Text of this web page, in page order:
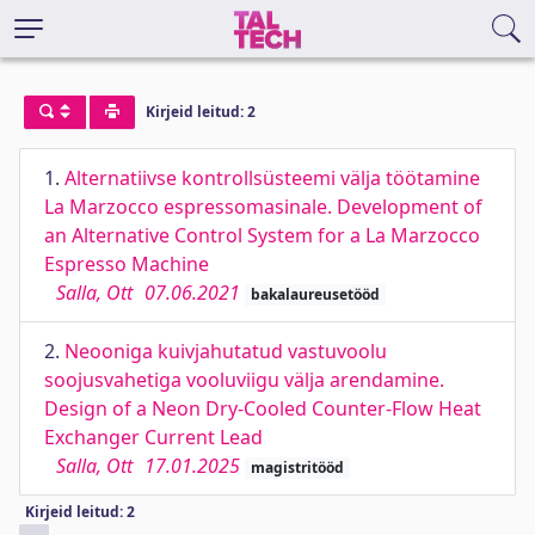
Kirjeid leitud: 2
1. Alternatiivse kontrollsüsteemi välja töötamine
La Marzocco espressomasinale. Development of
an Alternative Control System for a La Marzocco
Espresso Machine
Salla, Ott 07.06.2021 bakalaureusetööd
2. Neooniga kuivjahutatud vastuvoolu
soojusvahetiga vooluviigu välja arendamine.
Design of a Neon Dry-Cooled Counter-Flow Heat
Exchanger Current Lead
Salla, Ott 17.01.2025 magistritööd
Kirjeid leitud: 2